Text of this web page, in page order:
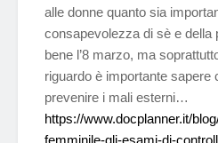
alle donne quanto sia
consapevolezza di sè e della
bene l’8 marzo, ma
riguardo è importante sapere
prevenire i mali esterni…
https://www.docplanner.it/